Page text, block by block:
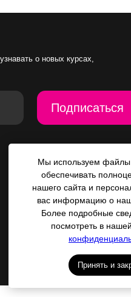
Мы используем файлы
обеспечивать
нашего сайта и
вас информацию о
Более подробные
посмотреть в нашей
Принять и